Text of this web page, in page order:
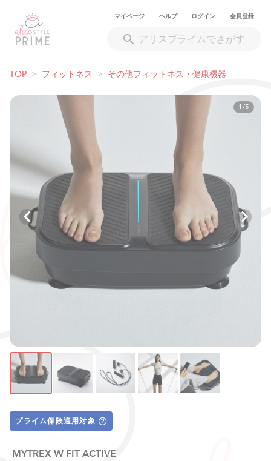
マイページ ヘルプ ログイン 会員登録
TOP > フィットネス > その他フィットネス・健康機器
1/5
プライム保険適用対象
MYTREX W FIT ACTIVE